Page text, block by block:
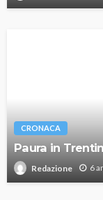
CRONACA
Paura in
Redazione 6